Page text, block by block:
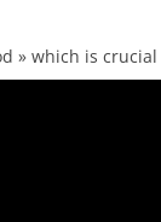
» which is